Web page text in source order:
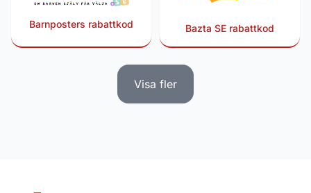
Barnposters rabattkod Bazta SE rabattkod
Visa fler